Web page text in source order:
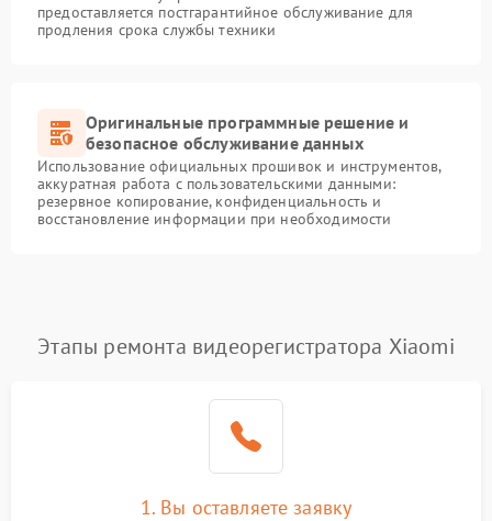
предоставляется постгарантийное обслуживание для
продления срока службы техники
Оригинальные программные решение и
безопасное обслуживание данных
Использование официальных прошивок и инструментов,
аккуратная работа с пользовательскими данными:
резервное копирование, конфиденциальность и
восстановление информации при необходимости
Этапы ремонта видеорегистратора Xiaomi
1. Вы оставляете заявку